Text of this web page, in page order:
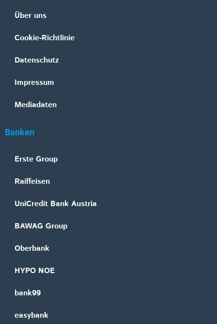
Über uns
Cookie-Richtlinie
Datenschutz
Impressum
Mediadaten
Banken
Erste Group
Raiffeisen
UniCredit Bank Austria
BAWAG Group
Oberbank
HYPO NOE
bank99
easybank